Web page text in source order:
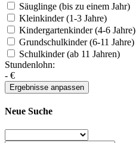
Säuglinge (bis zu einem Jahr)
Kleinkinder (1-3 Jahre)
Kindergartenkinder (4-6 Jahre)
Grundschulkinder (6-11 Jahre)
Schulkinder (ab 11 Jahren)
Stundenlohn:
- €
Neue Suche